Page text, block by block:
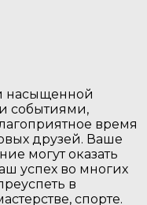
насыщенной
событиями,
время
друзей. Ваше
могут оказать
успех во многих
в
спорте.